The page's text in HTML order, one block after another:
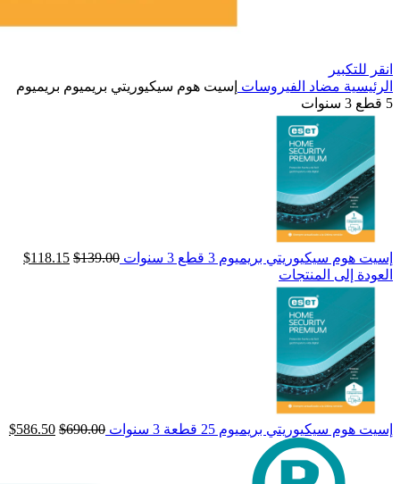
انقر للتكبير
الرئيسية مضاد الفيروسات إسيت هوم سيكيوريتي بريميوم بريميوم
5 قطع 3 سنوات
إسيت هوم سيكيوريتي بريميوم 3 قطع 3 سنوات $139.00
$118.15
العودة إلى المنتجات
إسيت هوم سيكيوريتي بريميوم 25 قطعة 3 سنوات $690.00
$586.50